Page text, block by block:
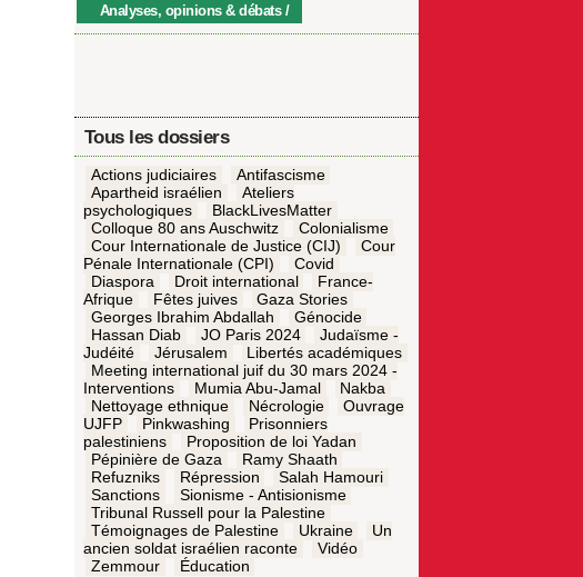
Analyses, opinions & débats
Tous les dossiers
Actions judiciaires
Antifascisme
Apartheid israélien
Ateliers
psychologiques
BlackLivesMatter
Colloque 80 ans Auschwitz
Colonialisme
Cour Internationale de Justice (CIJ)
Cour
Pénale Internationale (CPI)
Covid
Diaspora
Droit international
France-
Afrique
Fêtes juives
Gaza Stories
Georges Ibrahim Abdallah
Génocide
Hassan Diab
JO Paris 2024
Judaïsme -
Judéité
Jérusalem
Libertés académiques
Meeting international juif du 30 mars 2024 -
Interventions
Mumia Abu-Jamal
Nakba
Nettoyage ethnique
Nécrologie
Ouvrage
UJFP
Pinkwashing
Prisonniers
palestiniens
Proposition de loi Yadan
Pépinière de Gaza
Ramy Shaath
Refuzniks
Répression
Salah Hamouri
Sanctions
Sionisme - Antisionisme
Tribunal Russell pour la Palestine
Témoignages de Palestine
Ukraine
Un
ancien soldat israélien raconte
Vidéo
Zemmour
Éducation